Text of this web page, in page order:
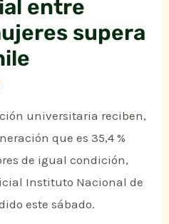
entre
supera
universitaria reciben,
que es 35,4 %
de igual condición,
Instituto Nacional de
este sábado.